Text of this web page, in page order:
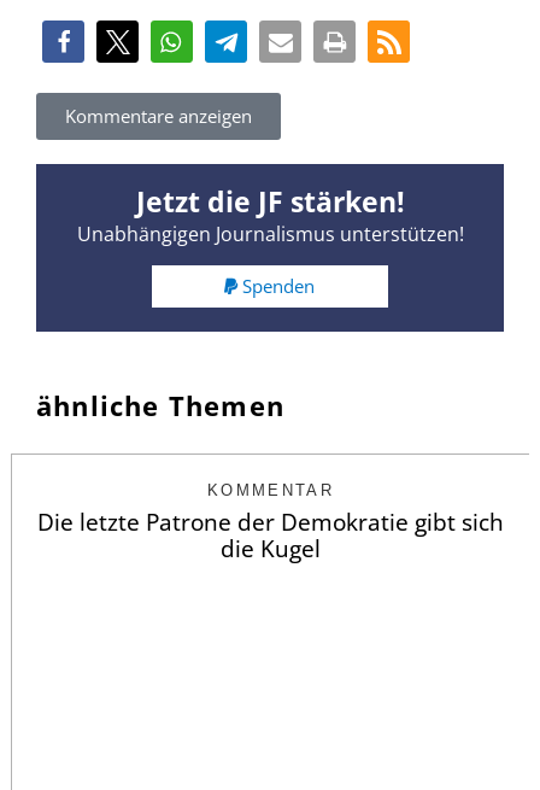
Kommentare anzeigen
Jetzt die JF stärken!
Unabhängigen Journalismus unterstützen!
Spenden
ähnliche Themen
KOMMENTAR
Die letzte Patrone der Demokratie gibt sich
die Kugel